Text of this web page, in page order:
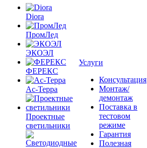
Diora
ПромЛед
ЭКОЭЛ
ФЕРЕКС
Ас-Терра
Проектные
светильники
Услуги
Консультация
Монтаж/
демонтаж
Поставка в
тестовом
режиме
Гарантия
Полезная